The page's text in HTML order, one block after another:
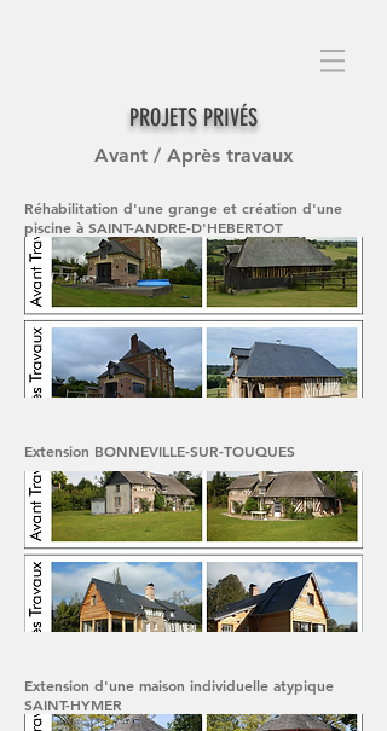
PROJETS PRIVÉS
Avant / Après travaux
Réhabilitation d'une grange et création d'une
piscine à SAINT-ANDRE-D'HEBERTOT
Extension BONNEVILLE-SUR-TOUQUES
Extension d'une maison individuelle atypique
SAINT-HYMER